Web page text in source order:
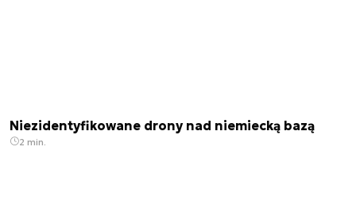
Niezidentyfikowane drony nad niemiecką bazą
2 min.